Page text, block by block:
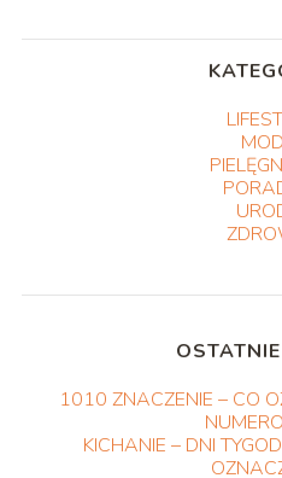
1010 ZNACZENIE – CO
KICHANIE – DNI